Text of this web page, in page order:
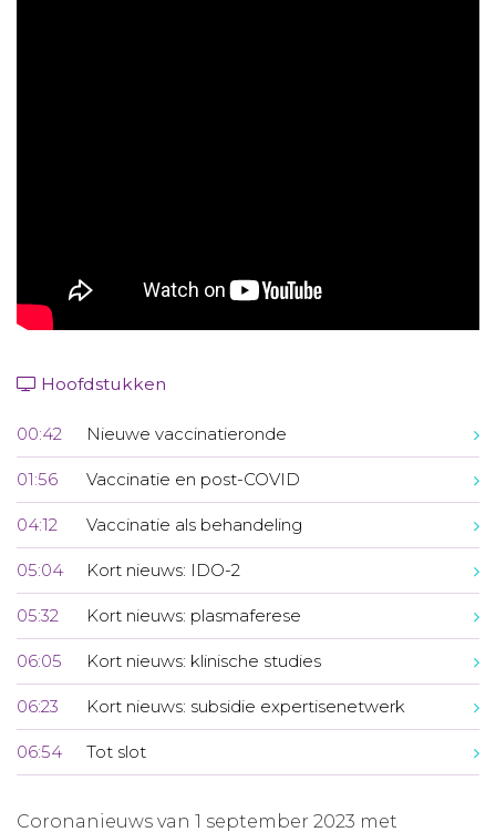
Hoofdstukken
00:42 Nieuwe vaccinatieronde
01:56 Vaccinatie en post-COVID
04:12 Vaccinatie als behandeling
05:04 Kort nieuws: IDO-2
05:32 Kort nieuws: plasmaferese
06:05 Kort nieuws: klinische studies
06:23 Kort nieuws: subsidie expertisenetwerk
06:54 Tot slot
Coronanieuws van 1 september 2023 met